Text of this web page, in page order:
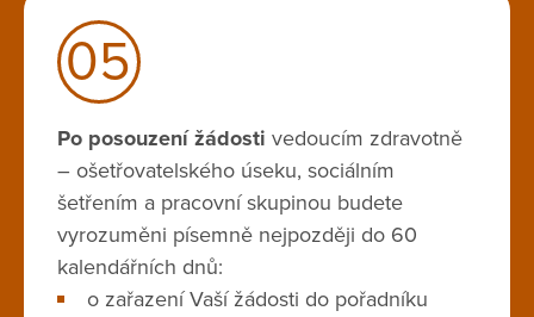
05
Po posouzení žádosti vedoucím zdravotně
– ošetřovatelského úseku, sociálním
šetřením a pracovní skupinou budete
vyrozuměni písemně nejpozději do 60
kalendářních dnů:
o zařazení Vaší žádosti do pořadníku